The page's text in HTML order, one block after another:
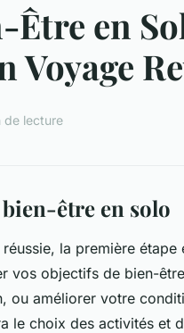
en
Voyage
de lecture
être en solo
la première
vos objectifs de bien-
ou améliorer votre
le choix des activités et